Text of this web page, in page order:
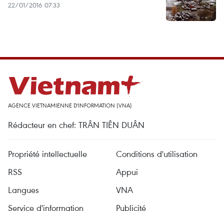
22/01/2016 07:33
AGENCE VIETNAMIENNE D'INFORMATION (VNA)
Rédacteur en chef: TRÂN TIÊN DUÂN
Propriété intellectuelle
Conditions d'utilisation
RSS
Appui
Langues
VNA
Service d'information
Publicité